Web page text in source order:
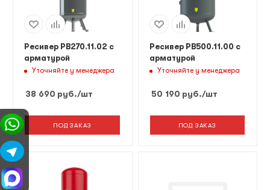
Ресивер РВ270.11.02 с
арматурой
Уточняйте у менеджера
38 690 руб./шт
ПОД ЗАКАЗ
Ресивер РВ500.11.00 с
арматурой
Уточняйте у менеджера
50 190 руб./шт
ПОД ЗАКАЗ